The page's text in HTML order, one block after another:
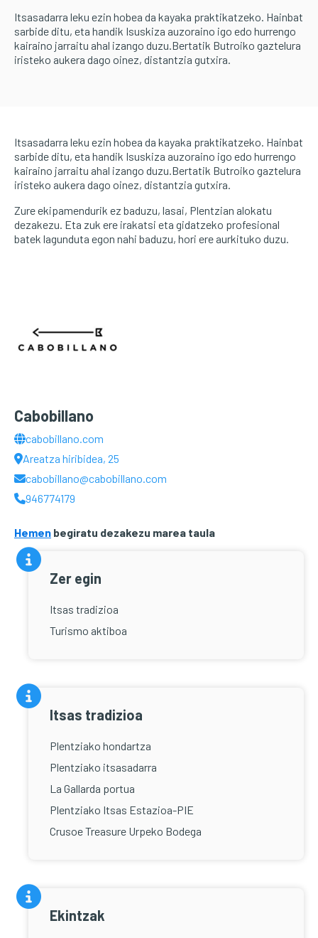
Itsasadarra leku ezin hobea da kayaka praktikatzeko. Hainbat
sarbide ditu, eta handik Isuskiza auzoraino igo edo hurrengo
kairaino jarraitu ahal izango duzu.Bertatik Butroiko gaztelura
iristeko aukera dago oinez, distantzia gutxira.
Itsasadarra leku ezin hobea da kayaka praktikatzeko. Hainbat
sarbide ditu, eta handik Isuskiza auzoraino igo edo hurrengo
kairaino jarraitu ahal izango duzu.Bertatik Butroiko gaztelura
iristeko aukera dago oinez, distantzia gutxira.
Zure ekipamendurik ez baduzu, lasai, Plentzian alokatu
dezakezu. Eta zuk ere irakatsi eta gidatzeko profesional
batek lagunduta egon nahi baduzu, hori ere aurkituko duzu.
Cabobillano
cabobillano.com
Areatza hiribidea, 25
cabobillano@cabobillano.com
946774179
Hemen begiratu dezakezu marea taula
Zer egin
Itsas tradizioa
Turismo aktiboa
Itsas tradizioa
Plentziako hondartza
Plentziako itsasadarra
La Gallarda portua
Plentziako Itsas Estazioa-PIE
Crusoe Treasure Urpeko Bodega
Ekintzak